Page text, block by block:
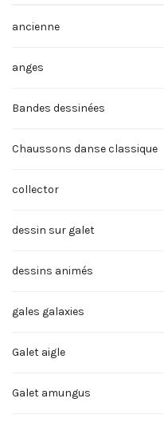
ancienne
anges
Bandes dessinées
Chaussons danse classique
collector
dessin sur galet
dessins animés
gales galaxies
Galet aigle
Galet amungus